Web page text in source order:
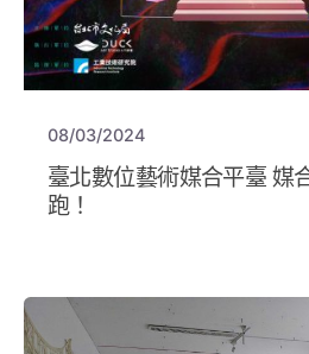
08/03/2024
臺北數位藝術媒合平臺 媒
跑！